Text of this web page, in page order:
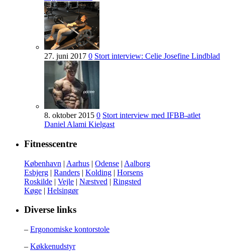
27. juni 2017 0 Stort interview: Celie Josefine Lindblad
8. oktober 2015 0 Stort interview med IFBB-atlet
Daniel Alami Kielgast
Fitnesscentre
København | Aarhus | Odense | Aalborg
Esbjerg | Randers | Kolding | Horsens
Roskilde | Vejle | Næstved | Ringsted
Køge | Helsingør
Diverse links
– Ergonomiske kontorstole
– Køkkenudstyr